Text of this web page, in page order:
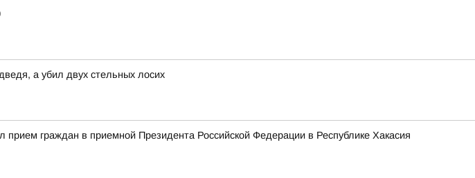
а убил двух стельных лосих
прием граждан в приемной Президента Российской Федерации в Республике Хакасия